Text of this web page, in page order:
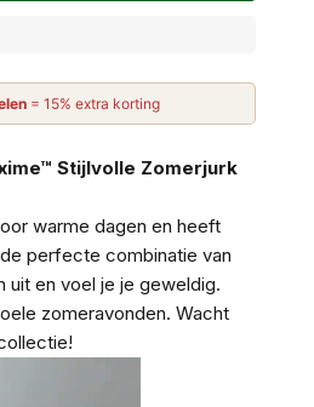
= 15% extra korting
Stijlvolle Zomerjurk
warme dagen en heeft
perfecte combinatie van
en voel je je geweldig.
zomeravonden. Wacht